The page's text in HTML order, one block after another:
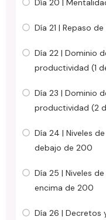
Día 20 |
Día 21 | Repaso
Día 22 | Dominio
productividad (1
Día 23 | Dominio
productividad (2
Día 24 | Niveles
debajo de 200
Día 25 | Niveles
encima de 200
Día 26 | Decretos